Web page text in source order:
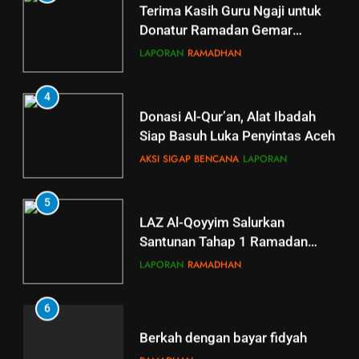
Donatur Ramadan Gemar
Berbagi
LAPORAN RAMADHAN
4
Siap Basuh Luka Penyintas Aceh
AKSI SIGAP BENCANA LAPORAN
5
Santunan Tahap 1 Ramadan
Gemar Berbagi
LAPORAN RAMADHAN
6
RAMADHAN
5
Semangat Bapak-Bapak
Menjaga Kalam Ilahi di Tengah
Puasa
LAPORAN
6
GELAR LTJT, DORONG
LAHIRNYA GENERASI QURANI